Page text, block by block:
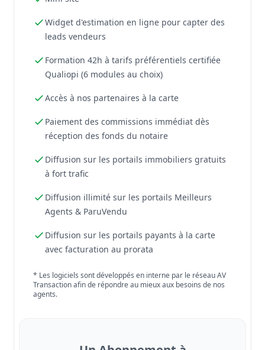
Widget d'estimation en ligne pour capter des
leads vendeurs
Formation 42h à tarifs préférentiels certifiée
Qualiopi (6 modules au choix)
Accès à nos partenaires à la carte
Paiement des commissions immédiat dès
réception des fonds du notaire
Diffusion sur les portails immobiliers gratuits
à fort trafic
Diffusion illimité sur les portails Meilleurs
Agents & ParuVendu
Diffusion sur les portails payants à la carte
avec facturation au prorata
* Les logiciels sont développés en interne par le réseau AV
Transaction afin de répondre au mieux aux besoins de nos
agents.